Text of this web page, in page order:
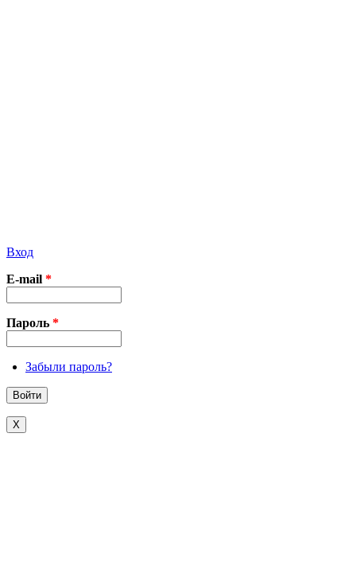
Вход
E-mail *
Пароль *
Забыли пароль?
X